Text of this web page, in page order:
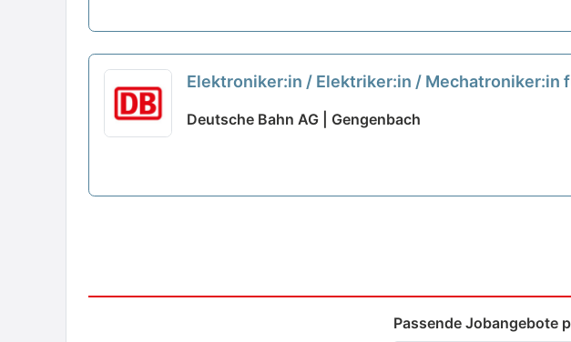
Elektroniker:in / Elektriker:in / Mechatroniker:in
Deutsche Bahn AG | Gengenbach
Passende Jobangebote